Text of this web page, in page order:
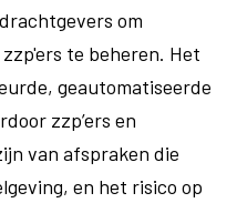
om
te beheren. Het
geautomatiseerde
zzp’ers en
van afspraken die
en het risico op